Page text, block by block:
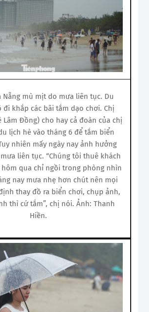
Nẵng mù mịt do mưa liên tục. Du
đi khắp các bãi tắm dạo chơi. Chị
Lâm Đồng) cho hay cả đoàn của chị
lịch hè vào tháng 6 để tắm biển
nhiên mấy ngày nay ảnh hưởng
liên tục. “Chúng tôi thuê khách
hôm qua chỉ ngồi trong phòng nhìn
nay mưa nhẹ hơn chút nên mọi
thay đồ ra biển chơi, chụp ảnh,
thì cứ tắm”, chị nói. Ảnh: Thanh
Hiền.